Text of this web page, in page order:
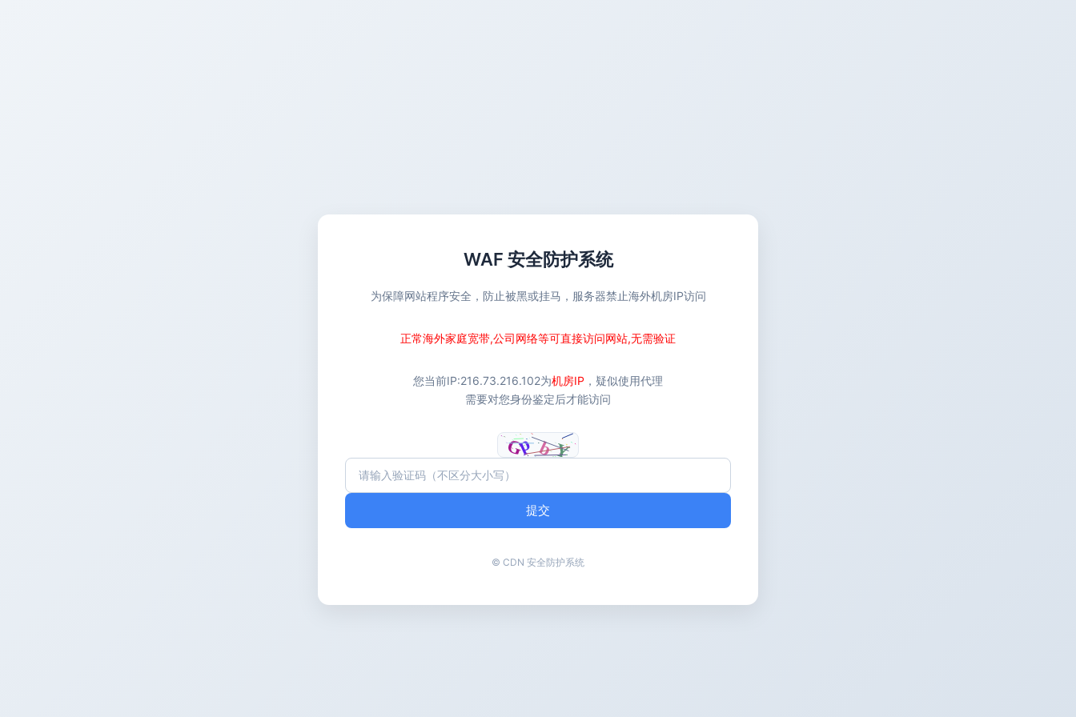
WAF 安全防护系统
为保障网站程序安全，防止被黑或挂马，服务器禁止海外机房IP访问
正常海外家庭宽带,公司网络等可直接访问网站,无需验证
您当前IP:216.73.216.102为机房IP ，疑似使用代理
需要对您身份鉴定后才能访问
提交
© CDN 安全防护系统